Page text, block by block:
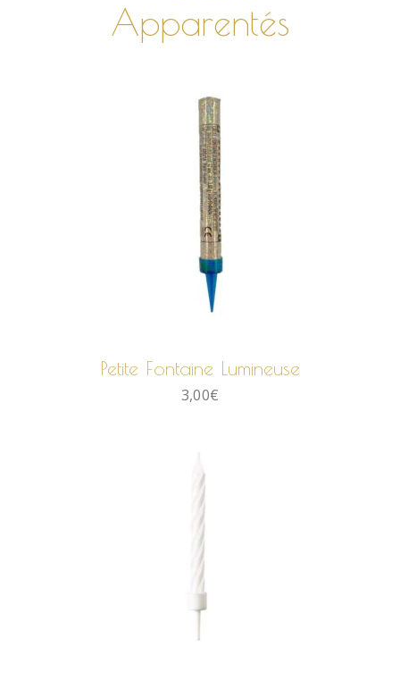
Apparentés
Petite Fontaine Lumineuse
3,00€